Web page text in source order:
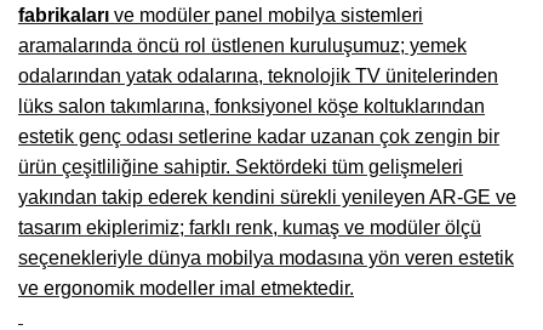
Manisa Mobilyacılar, Mobilya Fabrikaları, Mağazaları
Osmaniye Mobilyacılar, Mobilya Mağazaları, İmalatçıları
Düzce Mobilyacılar, Mobilya Mağazaları, Fabrikaları
Samsun Mobilyacıları, Mobilya Fabrikaları, Mağazaları
Balıkesir Mobilya Mağazaları, Fabrikaları, İmalatçıları
Kahramanmaraş Mobilya İmalatçıları, Mağazaları, Fabrikaları
Mardin Mobilyacılar, Mağazaları, İmalatçıları
fabrikaları ve modüler panel mobilya sistemleri
aramalarında öncü rol üstlenen kuruluşumuz; yemek
odalarından yatak odalarına, teknolojik TV ünitelerinden
lüks salon takımlarına, fonksiyonel köşe koltuklarından
estetik genç odası setlerine kadar uzanan çok zengin bir
ürün çeşitliliğine sahiptir. Sektördeki tüm gelişmeleri
yakından takip ederek kendini sürekli yenileyen AR-GE ve
tasarım ekiplerimiz; farklı renk, kumaş ve modüler ölçü
seçenekleriyle dünya mobilya modasına yön veren estetik
ve ergonomik modeller imal etmektedir.